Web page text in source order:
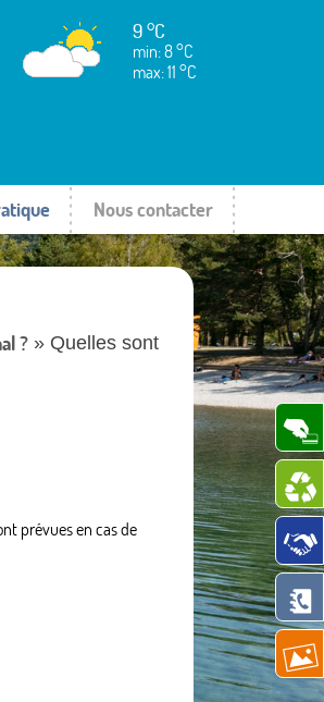
9 °C
min: 8 °C
max: 11 °C
Nous contacter
? » Quelles sont
prévues en cas de